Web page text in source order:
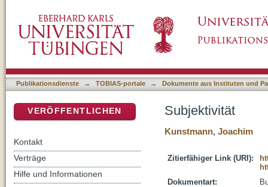
Publikationsdienste → TOBIAS-portale → Dokumente aus Instituten und
Subjektivität
Kunstmann, Joachim
Zitierfähiger Link (URI):
Dokumentart:
VERÖFFENTLICHEN
Kontakt
Verträge
Hilfe und Informationen